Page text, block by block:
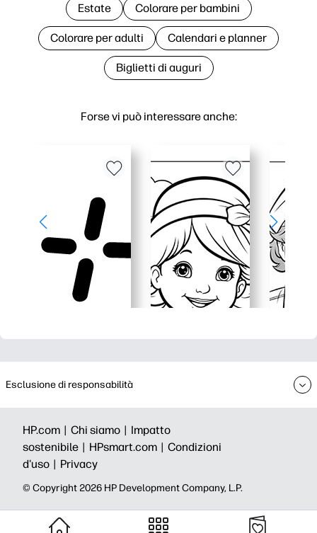
Forse vi può interessare anche:
Estate Colorare per bambini
Colorare per adulti Calendari e planner
Biglietti di auguri
Esclusione di responsabilità
HP.com | Chi siamo | Impatto
sostenibile | HPsmart.com | Condizioni
d'uso | Privacy
© Copyright 2026 HP Development Company, L.P.